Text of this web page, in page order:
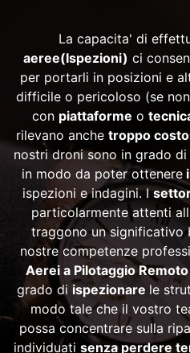
La capacita' di
aeree(Ispezioni) ci
per portarli in posizioni e
difficile o pericoloso (se
con piattaforme o
rilevano anche troppo
nostri droni sono in grado
in modo da poter ottenere
ispezioni e indagini. I
particolarmente attenti
traggono un significativo
nostre competenze
Aerei a Pilotaggio Remoto
grado di ispezionare le
modo tale che il vostro
possa concentrare sulla
individuati senza perdere